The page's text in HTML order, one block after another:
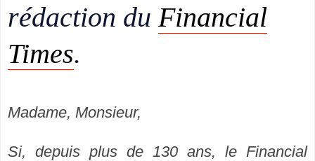
rédaction du Financial
Times.
Madame, Monsieur,
Si, depuis plus de 130 ans, le Financial